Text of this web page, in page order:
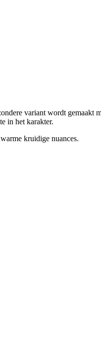
variant wordt gemaakt
in het karakter.
kruidige nuances.